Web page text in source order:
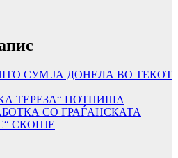
СУМ ЈА ДОНЕЛА ВО ТЕКОТ
ТЕРЕЗА“ ПОТПИША
СО ГРАЃАНСКАТА
СКОПЈЕ